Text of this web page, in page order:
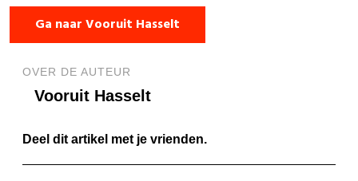
Ga naar Vooruit Hasselt
OVER DE AUTEUR
Vooruit Hasselt
Deel dit artikel met je vrienden.